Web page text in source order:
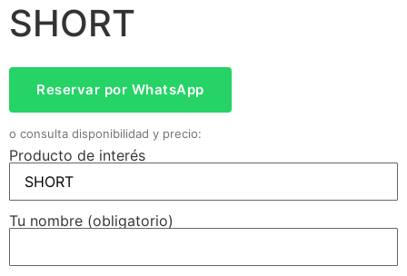
SHORT
Reservar por WhatsApp
o consulta disponibilidad y precio:
Producto de interés
Tu nombre (obligatorio)